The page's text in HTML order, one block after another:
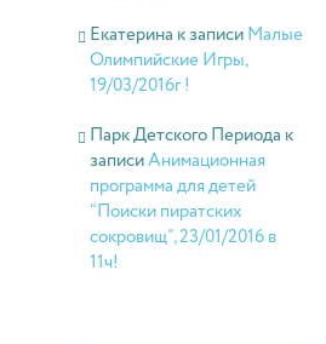
Екатерина к записиМалые
Олимпийские Игры,
19/03/2016г !
Парк Детского Периода к
записиАнимационная
программа для детей
“Поиски пиратских
сокровищ”, 23/01/2016 в
11ч!